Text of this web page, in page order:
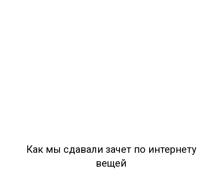
Как мы сдавали зачет по интернету
вещей